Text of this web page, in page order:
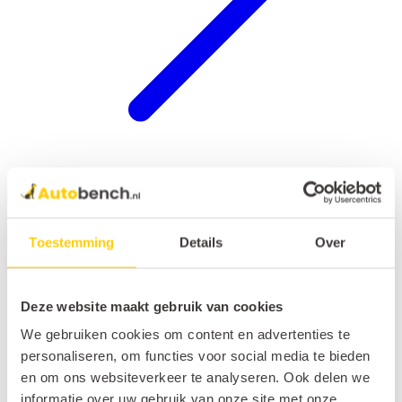
Toestemming Details Over
Deze website maakt gebruik van cookies
We gebruiken cookies om content en advertenties te
personaliseren, om functies voor social media te bieden
en om ons websiteverkeer te analyseren. Ook delen we
informatie over uw gebruik van onze site met onze
Hondenrek auto